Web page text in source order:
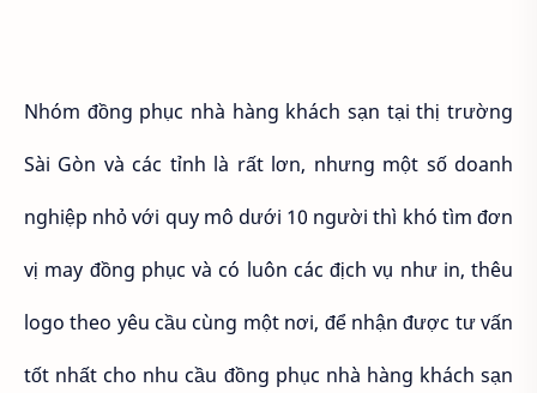
Nhóm đồng phục nhà hàng khách sạn tại thị trường
Sài Gòn và các tỉnh là rất lơn, nhưng một số doanh
nghiệp nhỏ với quy mô dưới 10 người thì khó tìm đơn
vị may đồng phục và có luôn các địch vụ như in, thêu
logo theo yêu cầu cùng một nơi, để nhận được tư vấn
tốt nhất cho nhu cầu đồng phục nhà hàng khách sạn